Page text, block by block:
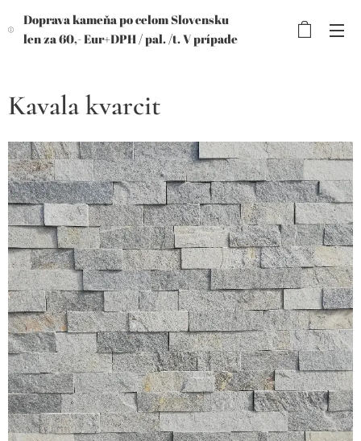
Doprava kameňa po celom Slovensku
len za 60,- Eur+DPH /pal. /t. V prípade
Kavala kvarcit